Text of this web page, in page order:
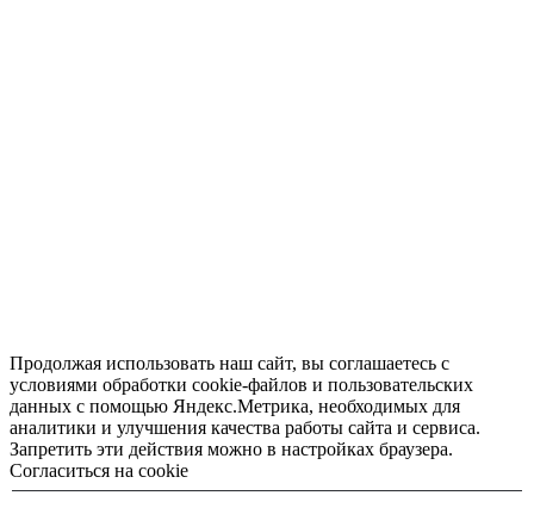
Продолжая использовать наш сайт, вы соглашаетесь с
условиями обработки cookie-файлов и пользовательских
данных с помощью Яндекс.Метрика, необходимых для
аналитики и улучшения качества работы сайта и сервиса.
Запретить эти действия можно в настройках браузера.
Согласиться на cookie